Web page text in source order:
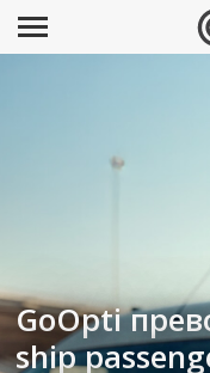
GoOpti
ship